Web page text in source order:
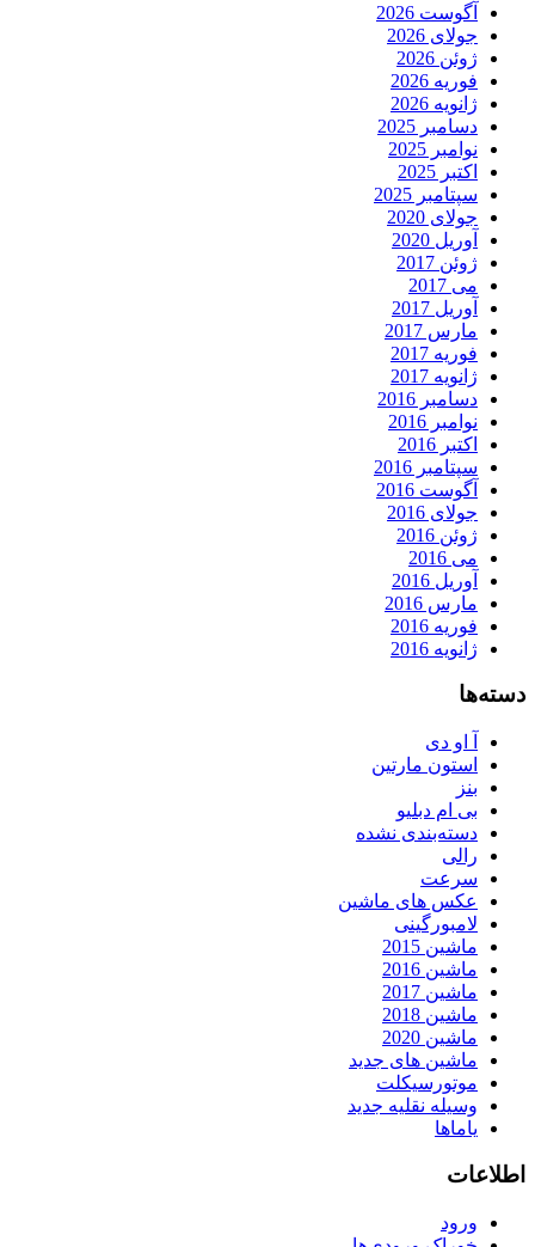
آگوست 2026
جولای 2026
ژوئن 2026
فوریه 2026
ژانویه 2026
دسامبر 2025
نوامبر 2025
اکتبر 2025
سپتامبر 2025
جولای 2020
آوریل 2020
ژوئن 2017
می 2017
آوریل 2017
مارس 2017
فوریه 2017
ژانویه 2017
دسامبر 2016
نوامبر 2016
اکتبر 2016
سپتامبر 2016
آگوست 2016
جولای 2016
ژوئن 2016
می 2016
آوریل 2016
مارس 2016
فوریه 2016
ژانویه 2016
دسته‌ها
آ او دی
استون مارتین
بنز
بی ام دبلیو
دسته‌بندی نشده
رالی
سرعت
عکس های ماشین
لامبورگینی
ماشین 2015
ماشین 2016
ماشین 2017
ماشین 2018
ماشین 2020
ماشین های جدید
موتورسیکلت
وسیله نقلیه جدید
یاماها
اطلاعات
ورود